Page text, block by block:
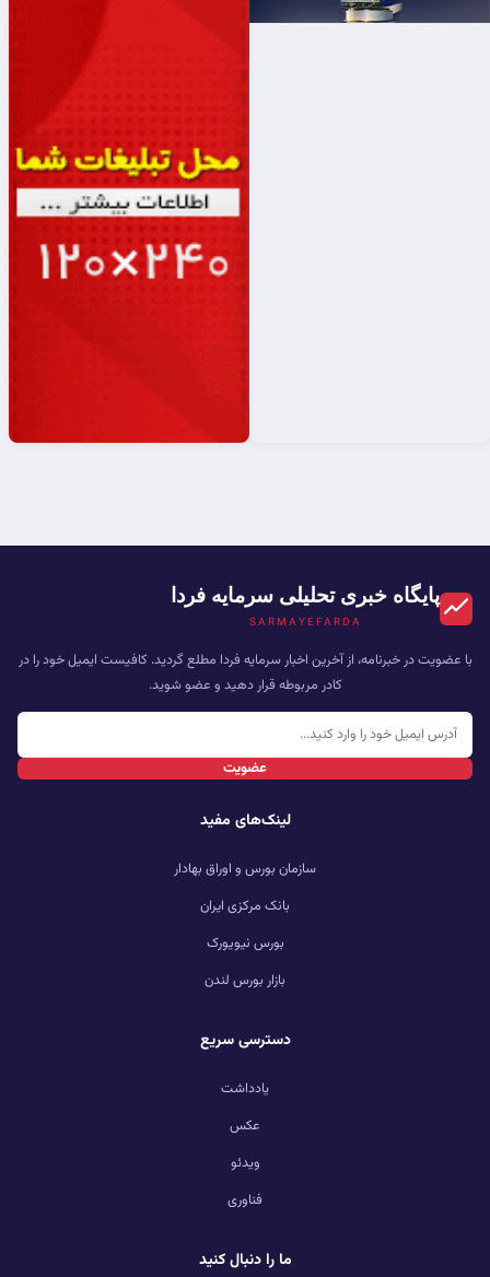
پایگاه خبری تحلیلی سرمایه فردا
SARMAYEFARDA
با عضویت در خبرنامه، از آخرین اخبار سرمایه فردا مطلع گردید. کافیست ایمیل خود را در
کادر مربوطه قرار دهید و عضو شوید.
عضویت
لینک‌های مفید
سازمان بورس و اوراق بهادار
بانک مرکزی ایران
بورس نیویورک
بازار بورس لندن
دسترسی سریع
یادداشت
عکس
ویدئو
فناوری
ما را دنبال کنید